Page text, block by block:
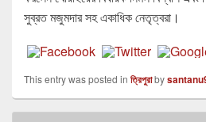
সুব্রত মজুমদার সহ একাধিক নেতৃত্বরা।
This entry was posted in ত্রিপুরাby